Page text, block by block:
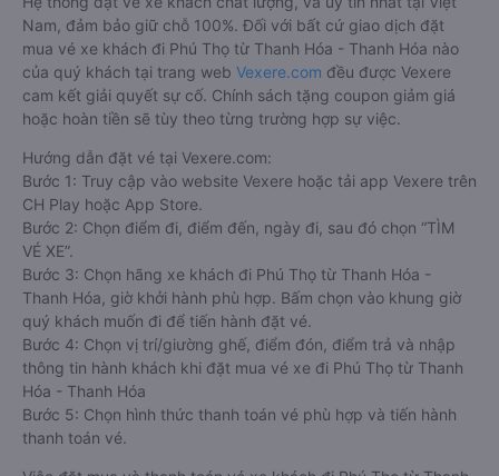
Nam, đảm bảo giữ chỗ 100%. Đối với bất cứ giao dịch đặt
mua vé xe khách đi Phú Thọ từ Thanh Hóa - Thanh Hóa nào
của quý khách tại trang web Vexere.com đều được Vexere
cam kết giải quyết sự cố. Chính sách tặng coupon giảm giá
hoặc hoàn tiền sẽ tùy theo từng trường hợp sự việc.
Hướng dẫn đặt vé tại Vexere.com:
Bước 1: Truy cập vào website Vexere hoặc tải app Vexere trên
CH Play hoặc App Store.
Bước 2: Chọn điểm đi, điểm đến, ngày đi, sau đó chọn “TÌM
VÉ XE”.
Bước 3: Chọn hãng xe khách đi Phú Thọ từ Thanh Hóa -
Thanh Hóa, giờ khởi hành phù hợp. Bấm chọn vào khung giờ
quý khách muốn đi để tiến hành đặt vé.
Bước 4: Chọn vị trí/giường ghế, điểm đón, điểm trả và nhập
thông tin hành khách khi đặt mua vé xe đi Phú Thọ từ Thanh
Hóa - Thanh Hóa
Bước 5: Chọn hình thức thanh toán vé phù hợp và tiến hành
thanh toán vé.